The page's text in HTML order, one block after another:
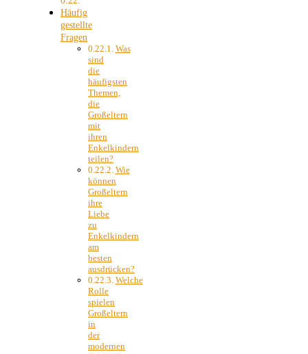
Häufig
gestellte
Fragen
Was
sind
die
häufigsten
Themen,
die
Großeltern
mit
ihren
Enkelkindern
teilen?
Wie
können
Großeltern
ihre
Liebe
zu
Enkelkindern
am
besten
ausdrücken?
Welche
Rolle
spielen
Großeltern
in
der
modernen